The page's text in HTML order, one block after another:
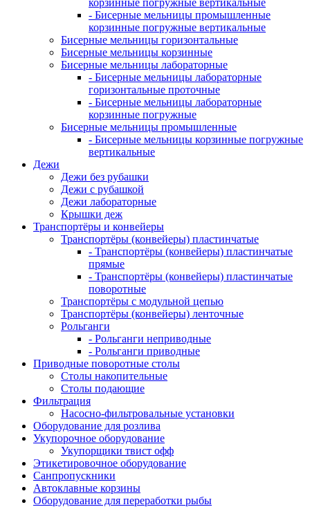
корзинные погружные вертикальные
- Бисерные мельницы промышленные
корзинные погружные вертикальные
Бисерные мельницы горизонтальные
Бисерные мельницы корзинные
Бисерные мельницы лабораторные
- Бисерные мельницы лабораторные
горизонтальные проточные
- Бисерные мельницы лабораторные
корзинные погружные
Бисерные мельницы промышленные
- Бисерные мельницы корзинные погружные
вертикальные
Дежи
Дежи без рубашки
Дежи с рубашкой
Дежи лабораторные
Крышки деж
Транспортёры и конвейеры
Транспортёры (конвейеры) пластинчатые
- Транспортёры (конвейеры) пластинчатые
прямые
- Транспортёры (конвейеры) пластинчатые
поворотные
Транспортёры с модульной цепью
Транспортёры (конвейеры) ленточные
Рольганги
- Рольганги неприводные
- Рольганги приводные
Приводные поворотные столы
Столы накопительные
Столы подающие
Фильтрация
Насосно-фильтровальные установки
Оборудование для розлива
Укупорочное оборудование
Укупорщики твист офф
Этикетировочное оборудование
Санпропускники
Автоклавные корзины
Оборудование для переработки рыбы